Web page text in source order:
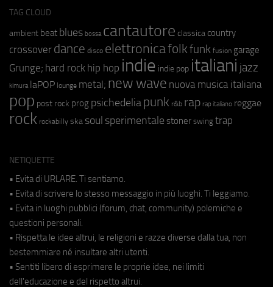
TAG CLOUD
ambient beat blues bossa cantautore classica country
crossover dance disco elettronicafolkfunk fusion garage
Grunge; hard rock hip hop indie indie pop italiani jazz
kimura laPOP lounge metal; new wave nuova musica italiana
pop post rock prog psichedeliapunk r&b rap rap italiano reggae
rock rockabilly ska soul sperimentale stoner swing trap
NETIQUETTE
• Evita di URLARE. Ti sentiamo.
• Evita di scrivere lo stesso messaggio in più luoghi. Ti leggiamo.
• Evita in luoghi pubblici (forum, chat, community) polemiche e
questioni personali.
• Rispetta le idee altrui, le religioni e razze diverse dalla tua, non
bestemmiare né insultare altri utenti.
• Sentiti libero di esprimere le proprie idee, nei limiti
dell'educazione e del rispetto altrui.